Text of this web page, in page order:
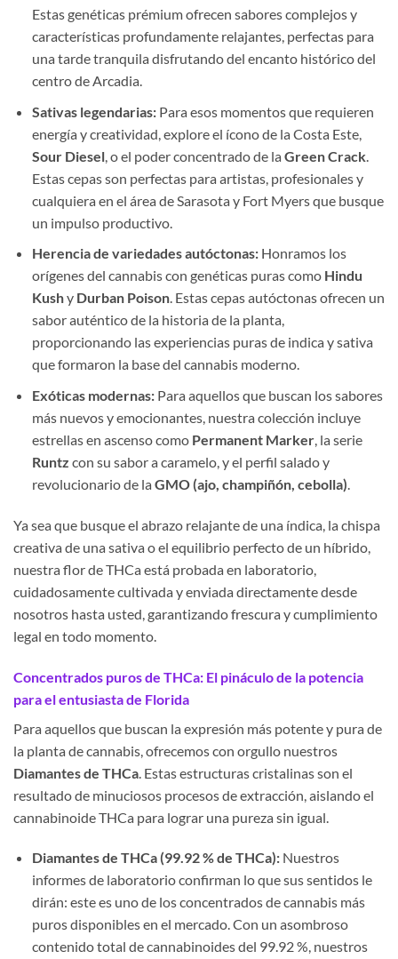
Estas genéticas prémium ofrecen sabores complejos y
características profundamente relajantes, perfectas para
una tarde tranquila disfrutando del encanto histórico del
centro de Arcadia.
Sativas legendarias:Para esos momentos que requieren
energía y creatividad, explore el ícono de la Costa Este,
Sour Diesel, o el poder concentrado de la Green Crack.
Estas cepas son perfectas para artistas, profesionales y
cualquiera en el área de Sarasota y Fort Myers que busque
un impulso productivo.
Herencia de variedades autóctonas:Honramos los
orígenes del cannabis con genéticas puras como Hindu
Kushy Durban Poison. Estas cepas autóctonas ofrecen un
sabor auténtico de la historia de la planta,
proporcionando las experiencias puras de indica y sativa
que formaron la base del cannabis moderno.
Exóticas modernas:Para aquellos que buscan los sabores
más nuevos y emocionantes, nuestra colección incluye
estrellas en ascenso como Permanent Marker, la serie
Runtz con su sabor a caramelo, y el perfil salado y
revolucionario de la GMO (ajo, champiñón, cebolla).
Ya sea que busque el abrazo relajante de una índica, la chispa
creativa de una sativa o el equilibrio perfecto de un híbrido,
nuestra flor de THCa está probada en laboratorio,
cuidadosamente cultivada y enviada directamente desde
nosotros hasta usted, garantizando frescura y cumplimiento
legal en todo momento.
Concentrados puros de THCa: El pináculo de la potencia
para el entusiasta de Florida
Para aquellos que buscan la expresión más potente y pura de
la planta de cannabis, ofrecemos con orgullo nuestros
Diamantes de THCa . Estas estructuras cristalinas son el
resultado de minuciosos procesos de extracción, aislando el
cannabinoide THCa para lograr una pureza sin igual.
Diamantes de THCa (99.92 % de THCa):Nuestros
informes de laboratorio confirman lo que sus sentidos le
dirán: este es uno de los concentrados de cannabis más
puros disponibles en el mercado. Con un asombroso
contenido total de cannabinoides del 99.92 %, nuestros